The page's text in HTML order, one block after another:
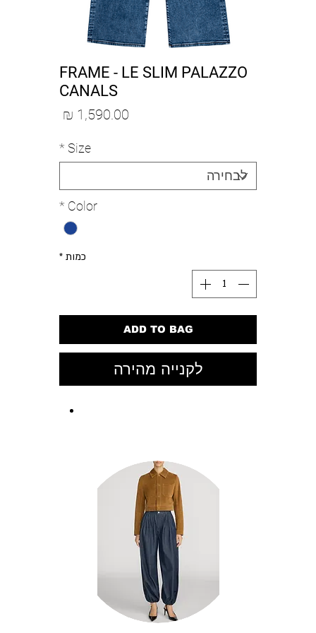
FRAME - LE SLIM PALAZZO
CANALS
Size
*
Color
*
כמות *
ADD TO BAG
לקנייה מהירה